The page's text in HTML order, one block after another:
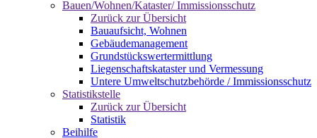
Bauen/Wohnen/Kataster/ Immissionsschutz
Zurück zur Übersicht
Bauaufsicht, Wohnen
Gebäudemanagement
Grundstückswertermittlung
Liegenschaftskataster und Vermessung
Untere Umweltschutzbehörde / Immissionsschutz
Statistikstelle
Zurück zur Übersicht
Statistik
Beihilfe